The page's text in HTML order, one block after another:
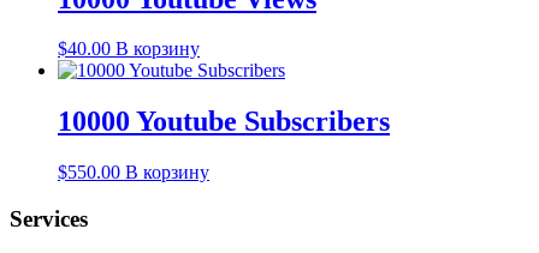
$40.00 В корзину
10000 Youtube Subscribers
$550.00 В корзину
Services